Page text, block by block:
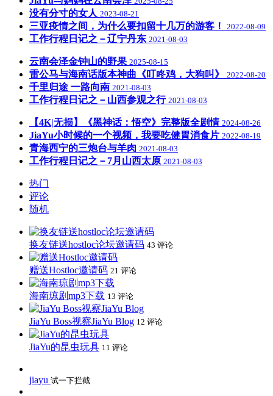
没有分寸的女人 2023-08-21
三亚疫情之间，为什么要扣留十几万的游客！ 2022-08-09
工作行程日记之－辽宁丹东 2021-08-03
云南会泽金钟山的野果 2025-08-15
雷公马与海南话版本神曲《叮咚鸡，大狗叫》 2022-08-20
千里归途 一路向南 2021-08-03
工作行程日记之－山西参观之行 2021-08-03
【4K|无损】《黑神话：悟空》完整版全剧情 2024-08-26
JiaYu小时候的一个视频，我要吃健胃消食片 2022-08-19
青海西宁的三炮台与羊肉 2021-08-03
工作行程日记之－7月山西太原 2021-08-03
热门
评论
随机
换友链送hostloc论坛邀请码 43 评论
赠送Hostloc邀请码 21 评论
海南琼剧mp3下载 13 评论
JiaYu Boss视察JiaYu Blog 12 评论
JiaYu的昆虫玩具 11 评论
jiayu 试一下拦截